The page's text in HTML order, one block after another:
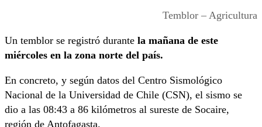
Temblor – Agricultura
Un temblor se registró durante la mañana de este
miércoles en la zona norte del país.
En concreto, y según datos del Centro Sismológico
Nacional de la Universidad de Chile (CSN), el sismo se
dio a las 08:43 a 86 kilómetros al sureste de Socaire,
región de Antofagasta.